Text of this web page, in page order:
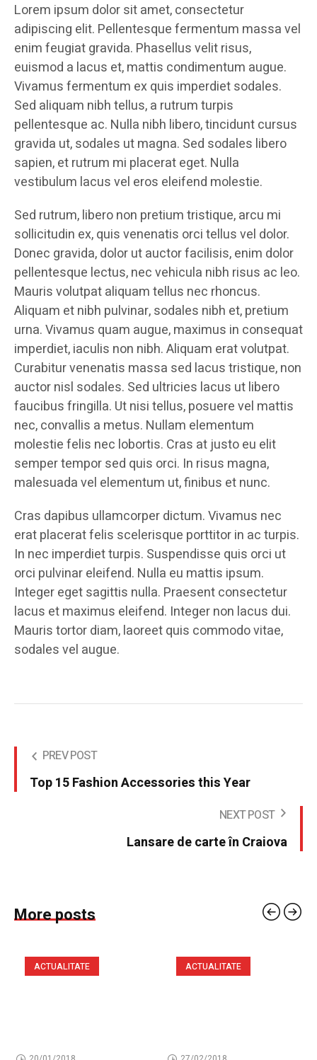
Lorem ipsum dolor sit amet, consectetur
adipiscing elit. Pellentesque fermentum massa vel
enim feugiat gravida. Phasellus velit risus,
euismod a lacus et, mattis condimentum augue.
Vivamus fermentum ex quis imperdiet sodales.
Sed aliquam nibh tellus, a rutrum turpis
pellentesque ac. Nulla nibh libero, tincidunt cursus
gravida ut, sodales ut magna. Sed sodales libero
sapien, et rutrum mi placerat eget. Nulla
vestibulum lacus vel eros eleifend molestie.
Sed rutrum, libero non pretium tristique, arcu mi
sollicitudin ex, quis venenatis orci tellus vel dolor.
Donec gravida, dolor ut auctor facilisis, enim dolor
pellentesque lectus, nec vehicula nibh risus ac leo.
Mauris volutpat aliquam tellus nec rhoncus.
Aliquam et nibh pulvinar, sodales nibh et, pretium
urna. Vivamus quam augue, maximus in consequat
imperdiet, iaculis non nibh. Aliquam erat volutpat.
Curabitur venenatis massa sed lacus tristique, non
auctor nisl sodales. Sed ultricies lacus ut libero
faucibus fringilla. Ut nisi tellus, posuere vel mattis
nec, convallis a metus. Nullam elementum
molestie felis nec lobortis. Cras at justo eu elit
semper tempor sed quis orci. In risus magna,
malesuada vel elementum ut, finibus et nunc.
Cras dapibus ullamcorper dictum. Vivamus nec
erat placerat felis scelerisque porttitor in ac turpis.
In nec imperdiet turpis. Suspendisse quis orci ut
orci pulvinar eleifend. Nulla eu mattis ipsum.
Integer eget sagittis nulla. Praesent consectetur
lacus et maximus eleifend. Integer non lacus dui.
Mauris tortor diam, laoreet quis commodo vitae,
sodales vel augue.
PREV POST
Top 15 Fashion Accessories this Year
NEXT POST
Lansare de carte în Craiova
More posts
ACTUALITATE ACTUALITATE